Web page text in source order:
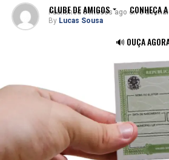
CLUBE DE AMIGOS CONHEÇA
🔊 OUÇA
Published 3 meses ago on 6 de
By Lucas Sousa